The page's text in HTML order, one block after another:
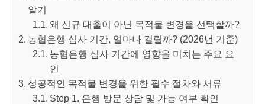
알기
왜 신규 대출이 아닌 목적물 변경을 선택할까?
농협은행 심사 기간, 얼마나 걸릴까? (2026년 기준)
농협은행 심사 기간에 영향을 미치는 주요 요
인
성공적인 목적물 변경을 위한 필수 절차와 서류
Step 1. 은행 방문 상담 및 가능 여부 확인